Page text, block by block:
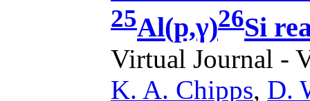
25Al(p,γ)26Si
Virtual Journal -
K. A. Chipps, D.